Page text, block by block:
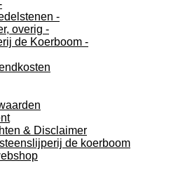
-
overig -
de Koerboom -
& Disclaimer
de koerboom